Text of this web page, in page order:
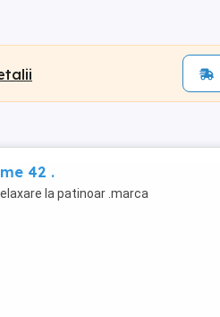
42 .
la patinoar .marca